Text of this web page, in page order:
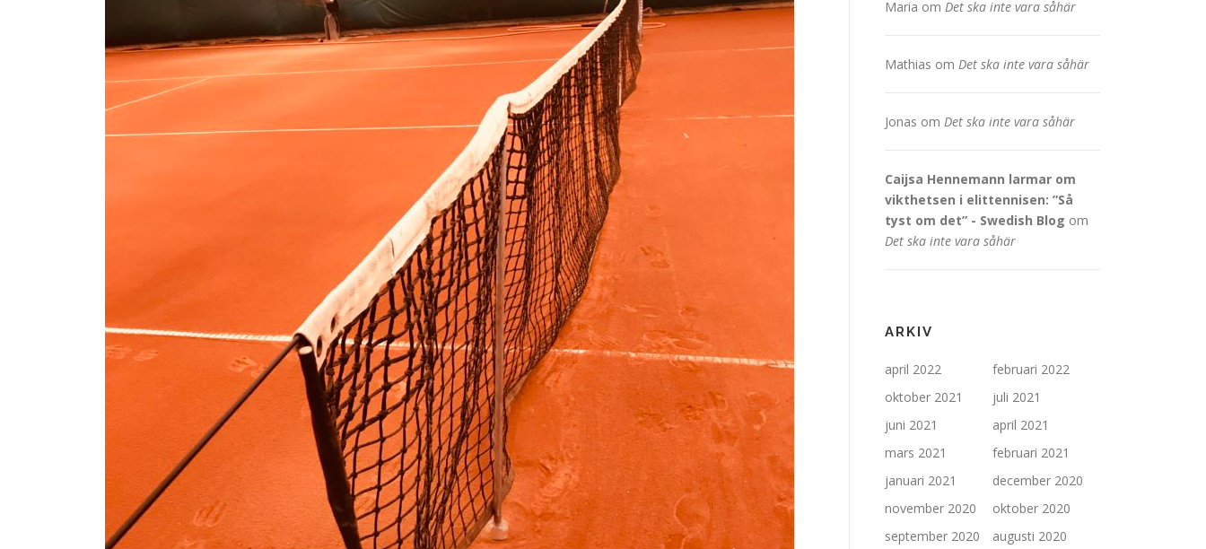
Maria om Det ska inte vara såhär
Mathias om Det ska inte vara såhär
Jonas om Det ska inte vara såhär
Caijsa Hennemann larmar om
vikthetsen i elittennisen: ”Så
tyst om det” - Swedish Blog om
Det ska inte vara såhär
ARKIV
april 2022
februari 2022
oktober 2021
juli 2021
juni 2021
april 2021
mars 2021
februari 2021
januari 2021
december 2020
november 2020
oktober 2020
september 2020
augusti 2020